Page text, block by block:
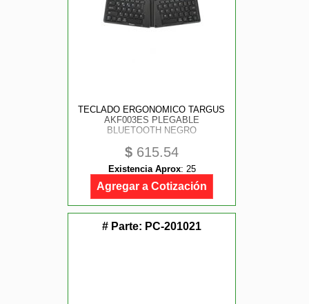
TECLADO ERGONOMICO TARGUS
AKF003ES PLEGABLE
BLUETOOTH NEGRO
$ 615.54
Existencia Aprox: 25
Agregar a Cotización
# Parte: PC-201021